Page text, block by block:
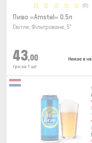
(0)
Пиво «Amstel» 0.5л
Світле, Фільтроване, 5°
43,00
грн за 1 шт
Немає в